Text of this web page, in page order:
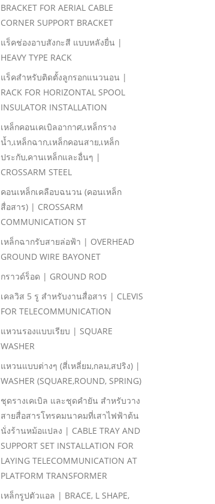
BRACKET FOR AERIAL CABLE
CORNER SUPPORT BRACKET
แร็คช่องอาบสังกะสี แบบหลังยื่น |
HEAVY TYPE RACK
แร็คสําหรับติดตั้งลูกรอกแนวนอน |
RACK FOR HORIZONTAL SPOOL
INSULATOR INSTALLATION
เหล็กคอนเคเบิลอากาศ,เหล็กราง
นํ้า,เหล็กฉาก,เหล็กคอนสาย,เหล็ก
ประกับ,คานเหล็กและอื่นๆ |
CROSSARM STEEL
คอนเหล็กเคลือบฉนวน (คอนเหล็ก
สื่อสาร) | CROSSARM
COMMUNICATION ST
เหล็กฉากรับสายล่อฟ้า | OVERHEAD
GROUND WIRE BAYONET
กราวด์ร็อด | GROUND ROD
เคลวิส 5 รู สําหรับงานสื่อสาร | CLEVIS
FOR TELECOMMUNICATION
แหวนรองแบบเรียบ | SQUARE
WASHER
แหวนแบบต่างๆ (สี่เหลี่ยม,กลม,สปริง) |
WASHER (SQUARE,ROUND, SPRING)
ชุดรางเคเบิล และชุดคํายัน สําหรับวาง
สายสื่อสารโทรคมนาคมที่เสาไฟฟ้าต้น
นั่งร้านหม้อแปลง | CABLE TRAY AND
SUPPORT SET INSTALLATION FOR
LAYING TELECOMMUNICATION AT
PLATFORM TRANSFORMER
เหล็กรูปตัวแอล | BRACE, L SHAPE,